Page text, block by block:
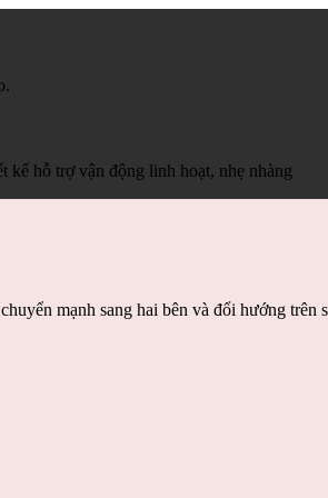
kế hỗ trợ vận động linh hoạt, nhẹ nhàng
mạnh sang hai bên và đổi hướng trên